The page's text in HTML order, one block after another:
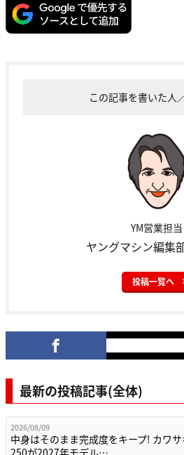
この記事を書いた人
YM営業担当
ヤングマシン編集
投稿一覧へ
最新の投稿記事(全体)
2026/08/09
中身はそのまま完成度をキープ! カワ
250が2027年モデル…